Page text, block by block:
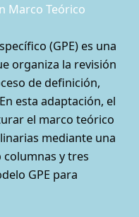
Marco Teórico
(GPE) es una
organiza la revisión
de definición,
esta adaptación, el
el marco teórico
mediante una
y tres
GPE para